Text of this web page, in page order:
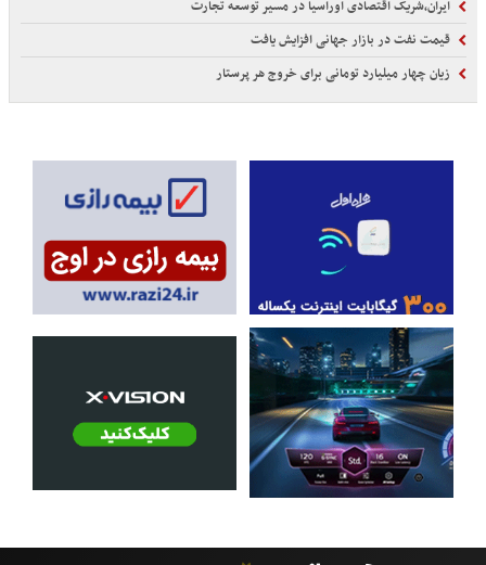
ایران،شریک اقتصادی اوراسیا در مسیر توسعه تجارت
قیمت نفت در بازار جهانی افزایش یافت
زیان چهار میلیارد تومانی برای خروج هر پرستار